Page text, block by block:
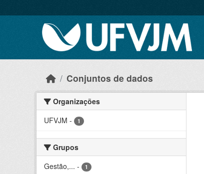
Conjuntos de dados
Organizações
UFVJM - 1
Grupos
Gestão,... - 1